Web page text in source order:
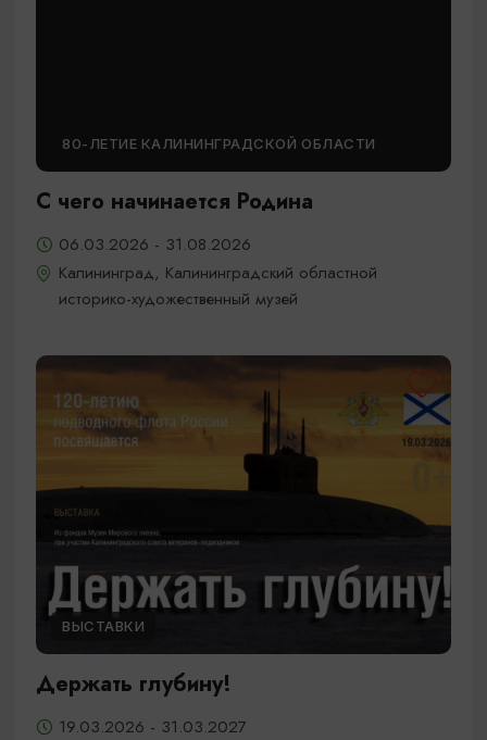
80-ЛЕТИЕ КАЛИНИНГРАДСКОЙ ОБЛАСТИ
С чего начинается Родина
06.03.2026 - 31.08.2026
Калининград, Калининградский областной
историко-художественный музей
ВЫСТАВКИ
Держать глубину!
19.03.2026 - 31.03.2027